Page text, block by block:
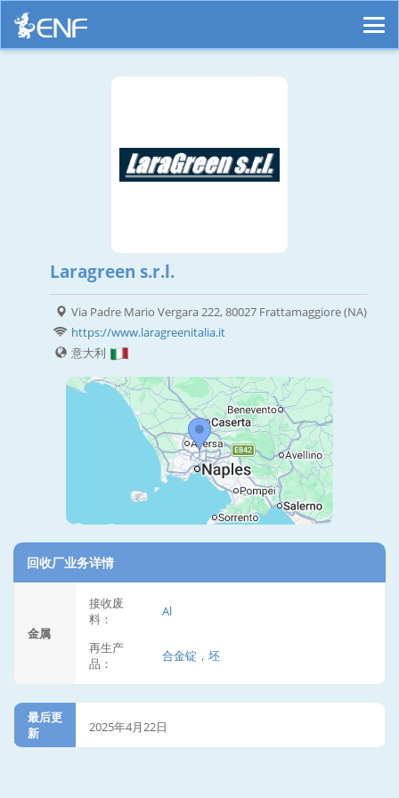
Laragreen s.r.l.
Via Padre Mario Vergara 222, 80027 Frattamaggiore (NA)
https://www.laragreenitalia.it
意大利
回收厂业务详情
金属
接收废
料：
Al
再生产
品：
合金锭，坯
最后更
新
2025年4月22日